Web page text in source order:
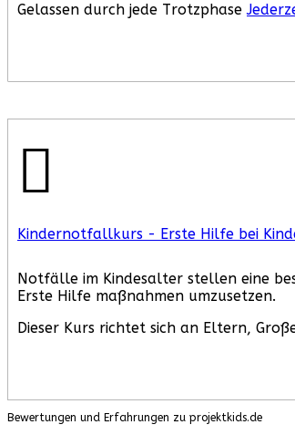
Gelassen durch jede Trotzphase
Kindernotfallkurs - Erste Hilfe bei
Notfälle im Kindesalter stellen eine
Erste Hilfe maßnahmen umzusetzen.
Dieser Kurs richtet sich an Eltern,
Bewertungen und Erfahrungen zu projektkids.de